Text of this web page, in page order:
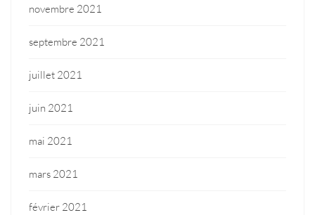
novembre 2021
septembre 2021
juillet 2021
juin 2021
mai 2021
mars 2021
février 2021